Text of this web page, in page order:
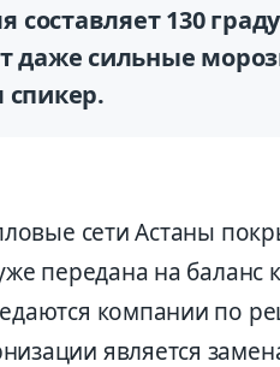
составляет 130
сильные
спикер.
сети Астаны
передана на
компании по
является